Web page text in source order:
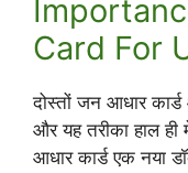
Card For
दोस्तों जन आधार
और यह तरीका हाल ही
आधार कार्ड एक नया